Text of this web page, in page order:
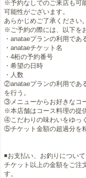
※予約なしでのご来店も可
可能性がございます。
あらかじめご了承ください。
※ご予約の際には、以下を
・anataeプランの利用であ
・anataeチケット名
・4桁の予約番号
・希望の日時
・人数
②anataeプランの利用であ
を行う。
③メニューからお好きなコ
※本店舗はコース料理の提
④こだわりの味わいをゆっ
⑤チケット金額の超過分を
◾️お支払い、お釣りについて
チケット以上の金額をご注
す。